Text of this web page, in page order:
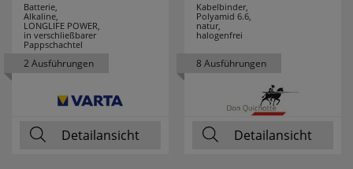
Batterie,
Alkaline,
LONGLIFE POWER,
in verschließbarer
Pappschachtel
2 Ausführungen
Detailansicht
Kabelbinder,
Polyamid 6.6,
natur,
halogenfrei
8 Ausführungen
Detailansicht